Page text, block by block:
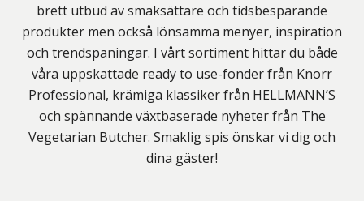
brett utbud av smaksättare och tidsbesparande
produkter men också lönsamma menyer, inspiration
och trendspaningar. I vårt sortiment hittar du både
våra uppskattade ready to use-fonder från Knorr
Professional, krämiga klassiker från HELLMANN’S
och spännande växtbaserade nyheter från The
Vegetarian Butcher. Smaklig spis önskar vi dig och
dina gäster!